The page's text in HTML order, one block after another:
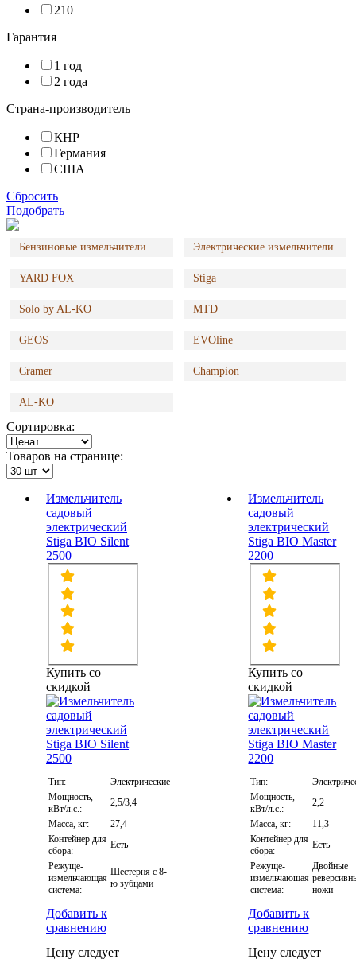
210
Гарантия
1 год
2 года
Страна-производитель
КНР
Германия
США
Сбросить
Подобрать
Бензиновые измельчители Электрические измельчители
YARD FOX Stiga
Solo by AL-KO MTD
GEOS EVOline
Cramer Champion
AL-KO
Сортировка:
Товаров на странице:
Измельчитель
садовый
электрический
Stiga BIO Silent
2500
Купить со
скидкой
Тип:
Электрические
Мощность,
кВт/л.с.:
2,5/3,4
Масса, кг:
27,4
Контейнер для
сбора:
Есть
Режуще-
измельчающая
система:
Шестерня с 8-
ю зубцами
Добавить к
сравнению
Цену следует
Измельчитель
садовый
электрический
Stiga BIO Master
2200
Купить со
скидкой
Тип:
Мощность,
кВт/л.с.:
2,2
Масса, кг:
11,3
Контейнер для
сбора:
Есть
Режуще-
измельчающая
система:
Двойные
ножи
Добавить к
сравнению
Цену следует